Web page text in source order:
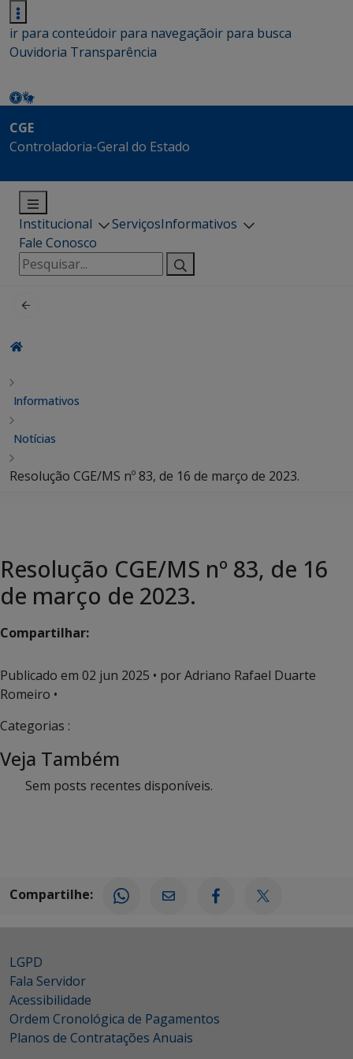
ir para conteúdoir para navegaçãoir para busca
Ouvidoria Transparência
CGE
Controladoria-Geral do Estado
Institucional ServiçosInformativos
Fale Conosco
Pesquisar
por:
Informativos
Notícias
Resolução CGE/MS nº 83, de 16 de março de 2023.
Resolução CGE/MS nº 83, de 16
de março de 2023.
Compartilhar:
Publicado em 02 jun 2025 • por Adriano Rafael Duarte
Romeiro •
Categorias :
Veja Também
Sem posts recentes disponíveis.
Compartilhe:
LGPD
Fala Servidor
Acessibilidade
Ordem Cronológica de Pagamentos
Planos de Contratações Anuais